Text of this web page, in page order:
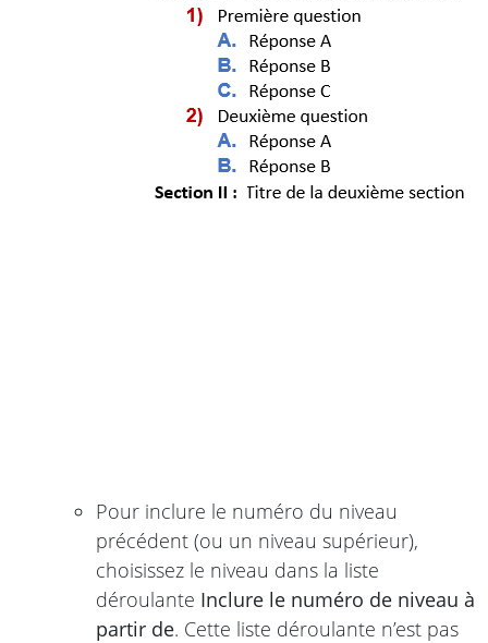
Pour inclure le numéro du niveau
précédent (ou un niveau supérieur),
choisissez le niveau dans la liste
déroulante Inclure le numéro de niveau à
partir de. Cette liste déroulante n’est pas